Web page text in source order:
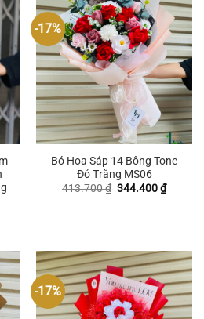
₫.
-17%
Bó Hoa Sáp 14 Bông Tone
Đỏ Trắng MS06
413.700₫ Giá
344.400₫Giá
hiện
-17%